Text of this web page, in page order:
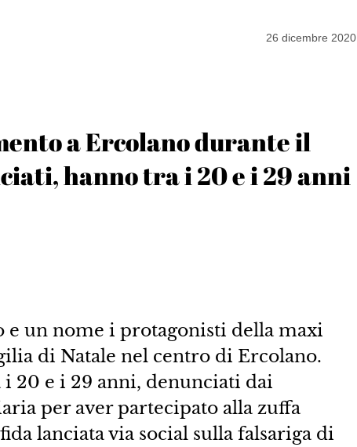
26 dicembre 2020
a Ercolano durante il
hanno tra i 20 e i 29 anni
e un nome i protagonisti della maxi
di Natale nel centro di Ercolano.
20 e i 29 anni, denunciati dai
per aver partecipato alla zuffa
lanciata via social sulla falsariga di